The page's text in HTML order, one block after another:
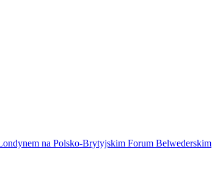
na Polsko-Brytyjskim Forum Belwederskim